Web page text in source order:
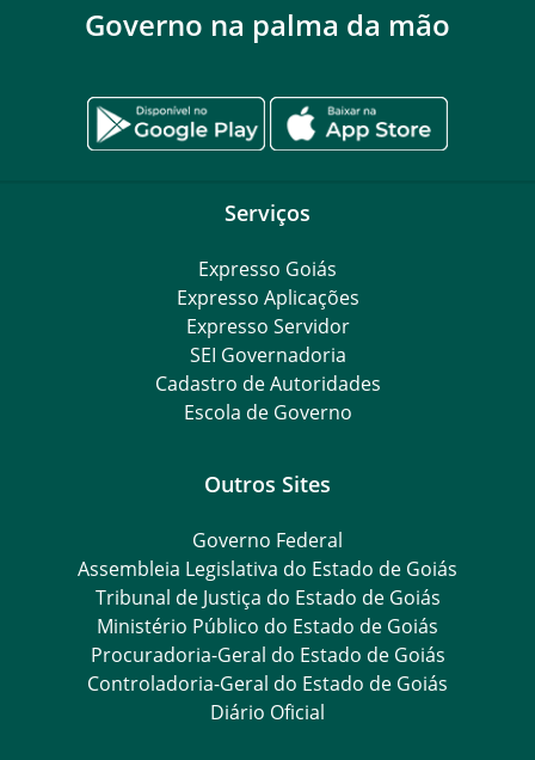
Governo na palma da mão
Serviços
Expresso Goiás
Expresso Aplicações
Expresso Servidor
SEI Governadoria
Cadastro de Autoridades
Escola de Governo
Outros Sites
Governo Federal
Assembleia Legislativa do Estado de Goiás
Tribunal de Justiça do Estado de Goiás
Ministério Público do Estado de Goiás
Procuradoria-Geral do Estado de Goiás
Controladoria-Geral do Estado de Goiás
Diário Oficial